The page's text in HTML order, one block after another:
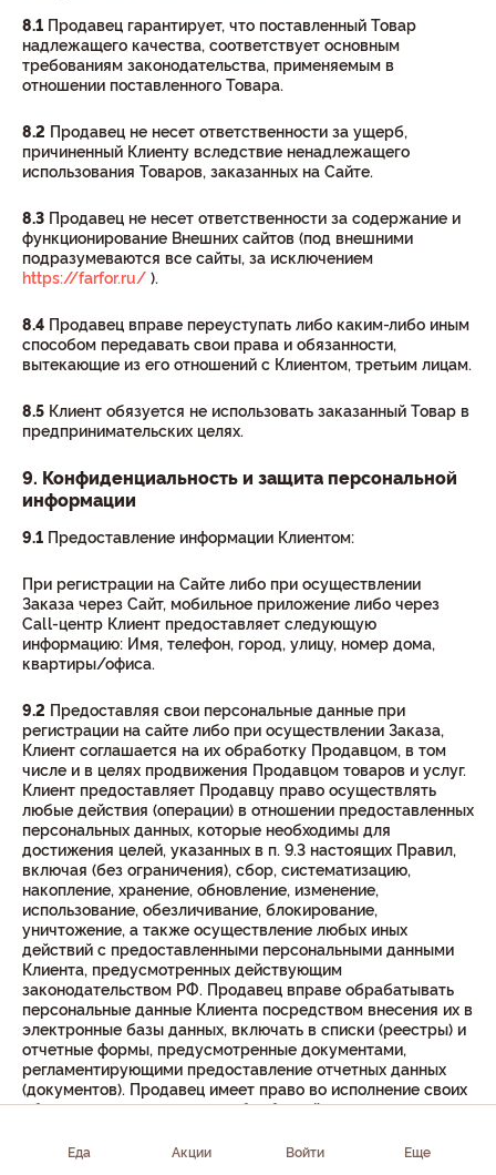
8.1 Продавец гарантирует, что поставленный Товар
надлежащего качества, соответствует основным
требованиям законодательства, применяемым в
отношении поставленного Товара.
8.2 Продавец не несет ответственности за ущерб,
причиненный Клиенту вследствие ненадлежащего
использования Товаров, заказанных на Сайте.
8.3 Продавец не несет ответственности за содержание и
функционирование Внешних сайтов (под внешними
подразумеваются все сайты, за исключением
https://farfor.ru/ ).
8.4 Продавец вправе переуступать либо каким-либо иным
способом передавать свои права и обязанности,
вытекающие из его отношений с Клиентом, третьим лицам.
8.5 Клиент обязуется не использовать заказанный Товар в
предпринимательских целях.
9. Конфиденциальность и защита персональной
информации
9.1 Предоставление информации Клиентом:
При регистрации на Сайте либо при осуществлении
Заказа через Сайт, мобильное приложение либо через
Call-центр Клиент предоставляет следующую
информацию: Имя, телефон, город, улицу, номер дома,
квартиры/офиса.
9.2 Предоставляя свои персональные данные при
регистрации на сайте либо при осуществлении Заказа,
Клиент соглашается на их обработку Продавцом, в том
числе и в целях продвижения Продавцом товаров и услуг.
Клиент предоставляет Продавцу право осуществлять
любые действия (операции) в отношении предоставленных
персональных данных, которые необходимы для
достижения целей, указанных в п. 9.3 настоящих Правил,
включая (без ограничения), сбор, систематизацию,
накопление, хранение, обновление, изменение,
использование, обезличивание, блокирование,
уничтожение, а также осуществление любых иных
действий с предоставленными персональными данными
Клиента, предусмотренных действующим
законодательством РФ. Продавец вправе обрабатывать
персональные данные Клиента посредством внесения их в
электронные базы данных, включать в списки (реестры) и
отчетные формы, предусмотренные документами,
регламентирующими предоставление отчетных данных
(документов). Продавец имеет право во исполнение своих
обязательств, связанных с обработкой персональных
данных со сторонними организациями с использованием
Еда Акции Войти Еще